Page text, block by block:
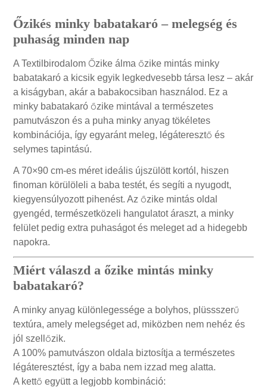
Őzikés minky babatakaró – melegség és
puhaság minden nap
A Textilbirodalom Őzike álma őzike mintás minky
babatakaró a kicsik egyik legkedvesebb társa lesz – akár
a kiságyban, akár a babakocsiban használod. Ez a
minky babatakaró őzike mintával a természetes
pamutvászon és a puha minky anyag tökéletes
kombinációja, így egyaránt meleg, légáteresztő és
selymes tapintású.
A 70×90 cm-es méret ideális újszülött kortól, hiszen
finoman körülöleli a baba testét, és segíti a nyugodt,
kiegyensúlyozott pihenést. Az őzike mintás oldal
gyengéd, természetközeli hangulatot áraszt, a minky
felület pedig extra puhaságot és meleget ad a hidegebb
napokra.
Miért válaszd a őzike mintás minky
babatakaró?
A minky anyag különlegessége a bolyhos, plüssszerű
textúra, amely melegséget ad, miközben nem nehéz és
jól szellőzik.
A 100% pamutvászon oldala biztosítja a természetes
légáteresztést, így a baba nem izzad meg alatta.
A kettő együtt a legjobb kombináció: